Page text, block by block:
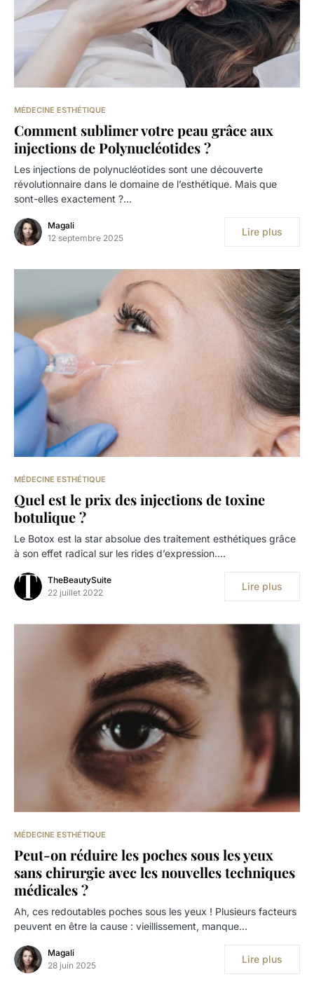
MÉDECINE ESTHÉTIQUE
Comment sublimer votre peau grâce aux
injections de Polynucléotides ?
Les injections de polynucléotides sont une découverte
révolutionnaire dans le domaine de l’esthétique. Mais que
sont-elles exactement ?…
Magali
12 septembre 2025
Lire plus
MÉDECINE ESTHÉTIQUE
Quel est le prix des injections de toxine
botulique ?
Le Botox est la star absolue des traitement esthétiques grâce
à son effet radical sur les rides d’expression.…
TheBeautySuite
22 juillet 2022
Lire plus
MÉDECINE ESTHÉTIQUE
Peut-on réduire les poches sous les yeux
sans chirurgie avec les nouvelles techniques
médicales ?
Ah, ces redoutables poches sous les yeux ! Plusieurs facteurs
peuvent en être la cause : vieillissement, manque…
Magali
28 juin 2025
Lire plus